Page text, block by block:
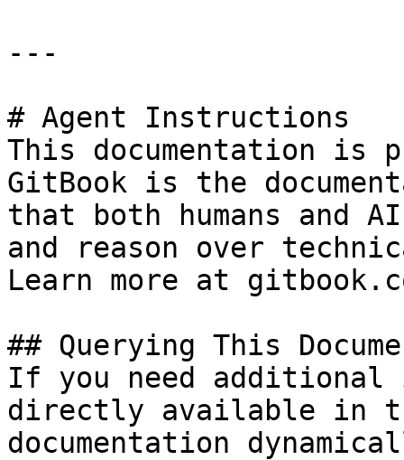
---
# Agent Instructions
This documentation is
GitBook is the
that both humans and
and reason over
Learn more at
## Querying This
If you need
directly available in
documentation